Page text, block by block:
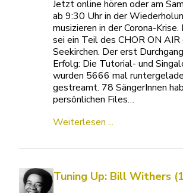
Jetzt online hören oder am
ab 9:30 Uhr in der
musizieren in der Corona-Krise.
sei ein Teil des CHOR ON
Seekirchen. Der erst
Erfolg: Die Tutorial- und
wurden 5666 mal
gestreamt. 78 SängerInnen
persönlichen Files…
Weiterlesen ...
Tuning Up: Bill Withers